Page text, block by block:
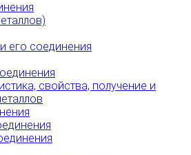
его соединения
свойства, получение и